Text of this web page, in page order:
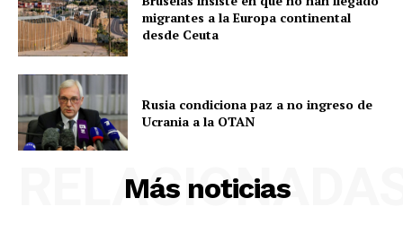
migrantes a la Europa continental
desde Ceuta
Rusia condiciona paz a no ingreso de
Ucrania a la OTAN
Más noticias